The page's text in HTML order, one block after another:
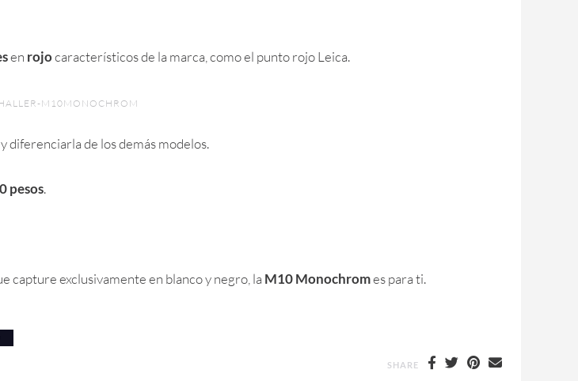
en rojocaracterísticos de la marca, como el punto rojo Leica.
M10MONOCHROM
y diferenciarla de los demás modelos.
pesos.
capture exclusivamente en blanco y negro, la M10 Monochromes para ti.
SHARE